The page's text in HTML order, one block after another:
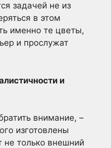
задачей не из
в этом
именно те цветы,
и прослужат
и
внимание, –
изготовлены
не только внешний